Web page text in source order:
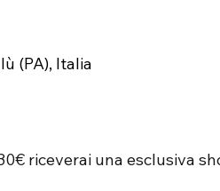
(PA), Italia
riceverai una esclusiva